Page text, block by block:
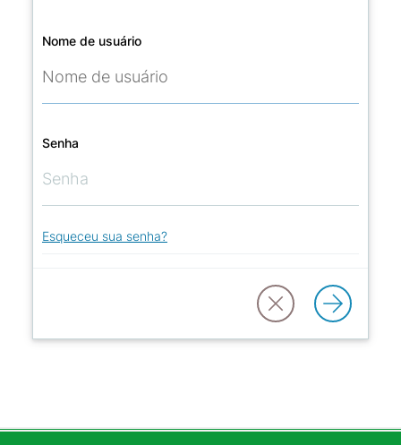
Nome de usuário
Senha
Esqueceu sua senha?